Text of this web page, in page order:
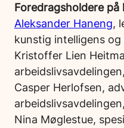
Foredragsholdere på
Aleksander Haneng,
kunstig intelligens
Kristoffer Lien
Casper Herlofsen,
Nina Møglestue,